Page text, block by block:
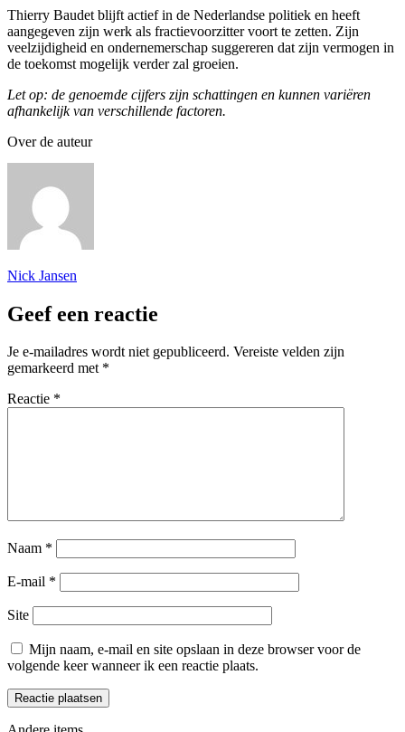
Thierry Baudet blijft actief in de Nederlandse politiek en heeft
aangegeven zijn werk als fractievoorzitter voort te zetten. Zijn
veelzijdigheid en ondernemerschap suggereren dat zijn vermogen in
de toekomst mogelijk verder zal groeien.
Let op: de genoemde cijfers zijn schattingen en kunnen variëren
afhankelijk van verschillende factoren.
Over de auteur
Nick Jansen
Geef een reactie
Je e-mailadres wordt niet gepubliceerd. Vereiste velden zijn
gemarkeerd met *
Reactie *
Naam *
E-mail *
Site
Mijn naam, e-mail en site opslaan in deze browser voor de
volgende keer wanneer ik een reactie plaats.